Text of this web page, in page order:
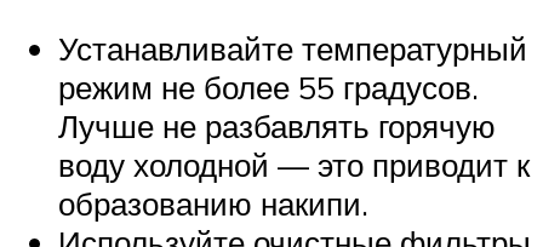
Устанавливайте температурный
режим не более 55 градусов.
Лучше не разбавлять горячую
воду холодной — это приводит к
образованию накипи.